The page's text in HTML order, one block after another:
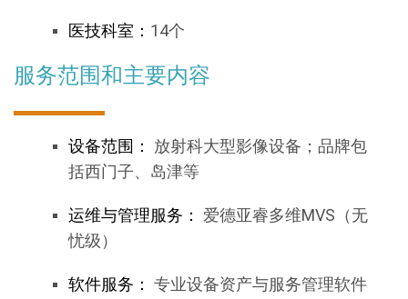
医技科室： 14个
服务范围和主要内容
设备范围： 放射科大型影像设备；品牌包
括西门子、岛津等
运维与管理服务： 爱德亚睿多维MVS（无
忧级）
软件服务： 专业设备资产与服务管理软件